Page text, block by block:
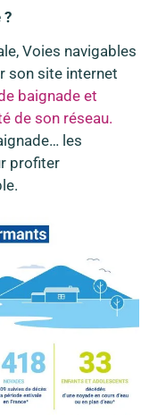
?
Voies navigables
son site internet
baignade et
de son réseau.
les
profiter